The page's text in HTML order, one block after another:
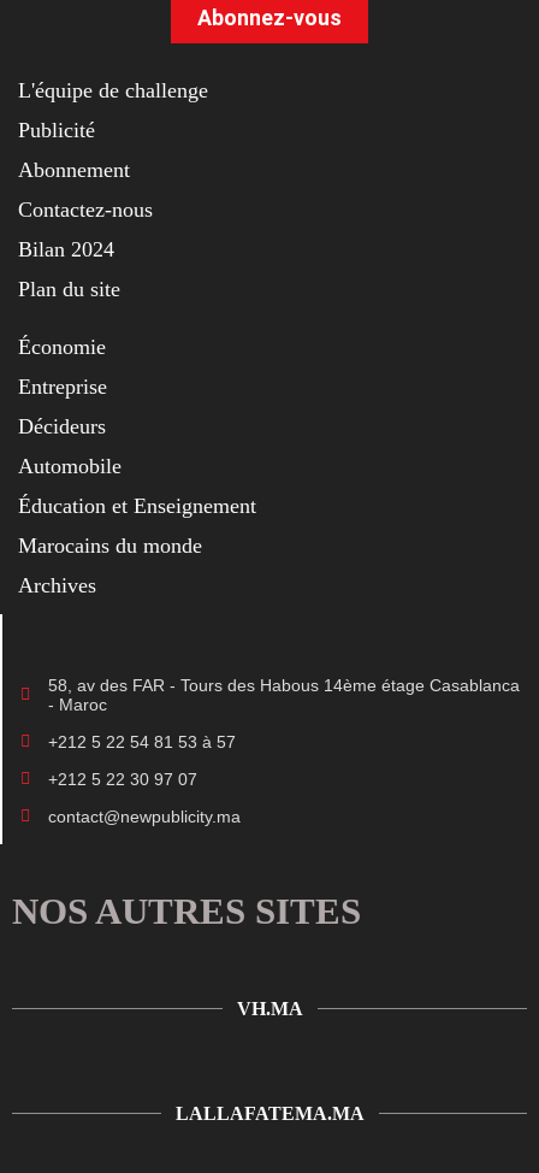
Abonnez-vous
L'équipe de challenge
Publicité
Abonnement
Contactez-nous
Bilan 2024
Plan du site
Économie
Entreprise
Décideurs
Automobile
Éducation et Enseignement
Marocains du monde
Archives
58, av des FAR - Tours des Habous 14ème étage Casablanca
- Maroc
+212 5 22 54 81 53 à 57
+212 5 22 30 97 07
contact@newpublicity.ma
NOS AUTRES SITES
VH.MA
LALLAFATEMA.MA